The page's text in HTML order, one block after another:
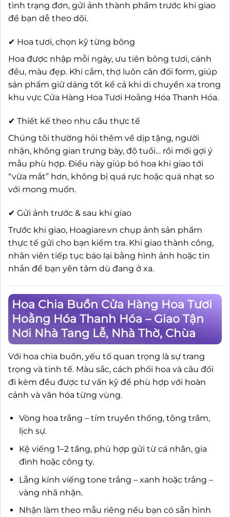
tình trạng đơn, gửi ảnh thành phẩm trước khi giao
để bạn dễ theo dõi.
✔ Hoa tươi, chọn kỹ từng bông
Hoa được nhập mỗi ngày, ưu tiên bông tươi, cánh
đều, màu đẹp. Khi cắm, thợ luôn cân đối form, giúp
sản phẩm giữ dáng tốt kể cả khi di chuyển xa trong
khu vực Cửa Hàng Hoa Tươi Hoằng Hóa Thanh Hóa.
✔ Thiết kế theo nhu cầu thực tế
Chúng tôi thường hỏi thêm về dịp tặng, người
nhận, không gian trưng bày, độ tuổi… rồi mới gợi ý
mẫu phù hợp. Điều này giúp bó hoa khi giao tới
“vừa mắt” hơn, không bị quá rực hoặc quá nhạt so
với mong muốn.
✔ Gửi ảnh trước & sau khi giao
Trước khi giao, Hoagiare.vn chụp ảnh sản phẩm
thực tế gửi cho bạn kiểm tra. Khi giao thành công,
nhân viên tiếp tục báo lại bằng hình ảnh hoặc tin
nhắn để bạn yên tâm dù đang ở xa.
Hoa Chia Buồn Cửa Hàng Hoa Tươi
Hoằng Hóa Thanh Hóa – Giao Tận
Nơi Nhà Tang Lễ, Nhà Thờ, Chùa
Với hoa chia buồn, yếu tố quan trọng là sự trang
trọng và tinh tế. Màu sắc, cách phối hoa và câu đối
đi kèm đều được tư vấn kỹ để phù hợp với hoàn
cảnh và văn hóa từng vùng.
Vòng hoa trắng – tím truyền thống, tông trầm,
lịch sự.
Kệ viếng 1–2 tầng, phù hợp gửi từ cá nhân, gia
đình hoặc công ty.
Lẵng kính viếng tone trắng – xanh hoặc trắng –
vàng nhã nhặn.
Nhận làm theo mẫu riêng nếu bạn có sẵn hình